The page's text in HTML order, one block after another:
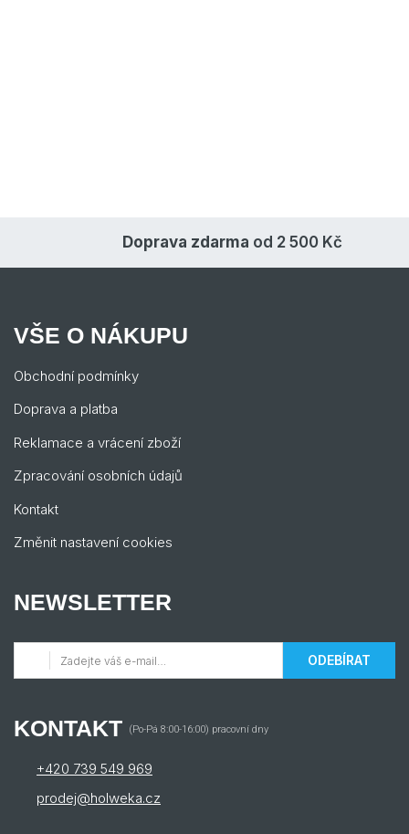
Doprava zdarma od 2 500 Kč
VŠE O NÁKUPU
Obchodní podmínky
Doprava a platba
Reklamace a vrácení zboží
Zpracování osobních údajů
Kontakt
Změnit nastavení cookies
NEWSLETTER
ODEBÍRAT
KONTAKT (Po-Pá 8:00-16:00) pracovní dny
+420 739 549 969
prodej@holweka.cz